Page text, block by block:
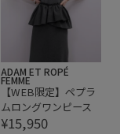
ADAM ET ROPÉ
FEMME
【WEB限定】ペプラ
ムロングワンピース
¥15,950